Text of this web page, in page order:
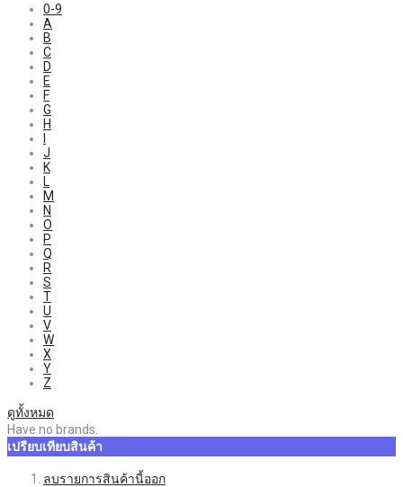
0-9
A
B
C
D
E
F
G
H
J
K
L
M
N
O
P
Q
R
S
T
U
V
W
X
Y
Z
ดูทั้งหมด
Have no brands.
เปรียบเทียบสินค้า
ลบรายการสินค้านี้ออก